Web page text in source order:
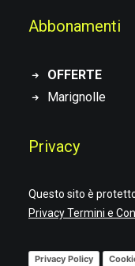
Abbonamenti
OFFERTE
Marignolle
Privacy
Questo sito è
PrivacyTermini e
Privacy Policy